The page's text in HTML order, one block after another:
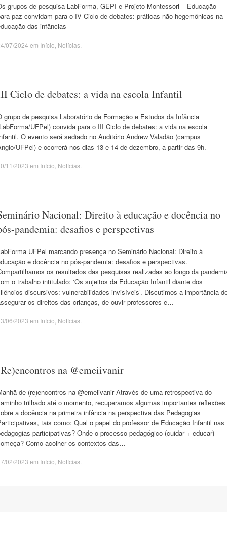
grupos de pesquisa LabForma, GEPI e Projeto Montessori – Educação
paz convidam para o IV Ciclo de debates: práticas não hegemônicas na
das infâncias
07/2024 em Início Notícias
Ciclo de debates: a vida na escola Infantil
grupo de pesquisa Laboratório de Formação e Estudos da Infância
UFPel) convida para o III Ciclo de debates: a vida na escola
O evento será sediado no Auditório Andrew Valadão (campus
UFPel) e ocorrerá nos dias 13 e 14 de dezembro, a partir das 9h.
11/2023 em Início Notícias
Nacional: Direito à educação e docência no
pandemia: desafios e perspectivas
UFPel marcando presença no Seminário Nacional: Direito à
e docência no pós-pandemia: desafios e perspectivas.
os resultados das pesquisas realizadas ao longo da
o trabalho intitulado: ‘Os sujeitos da Educação Infantil diante dos
discursivos: vulnerabilidades invisíveis’. Discutimos a importância
os direitos das crianças, de ouvir professores e…
06/2023 em Início Notícias
na @emeiivanir
de (re)encontros na @emeiivanir Através de uma retrospectiva do
trilhado até o momento, recuperamos algumas importantes reflexões
a docência na primeira infância na perspectiva das Pedagogias
tais como: Qual o papel do professor de Educação Infantil nas
participativas? Onde o processo pedagógico (cuidar + educar)
Como acolher os contextos das…
02/2023 em Início Notícias